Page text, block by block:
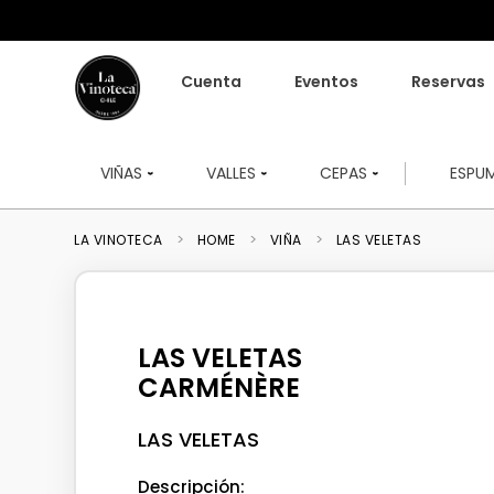
Cuenta Eventos Reservas
VIÑAS VALLES CEPAS
HOME VIÑA LAS VELETAS
LAS VELETAS
CARMÉNÈRE
LAS VELETAS
Descripción: